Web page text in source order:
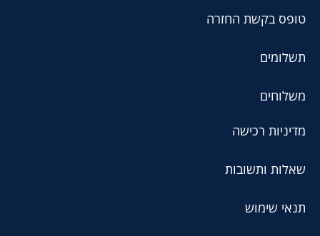
טופס בקשת החזרה
תשלומים
משלוחים
מדיניות רכישה
שאלות ותשובות
תנאי שימוש